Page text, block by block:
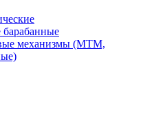
механизмы (МТМ,